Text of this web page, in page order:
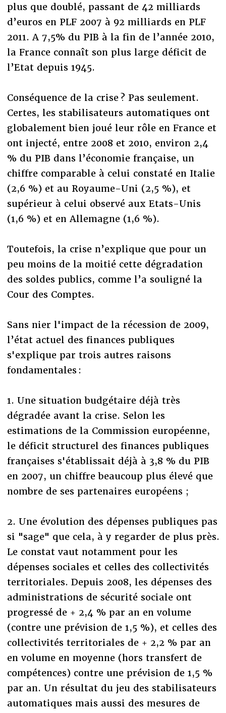
plus que doublé, passant de 42 milliards
d’euros en PLF 2007 à 92 milliards en PLF
2011. A 7,5% du PIB à la fin de l’année 2010,
la France connaît son plus large déficit de
l’Etat depuis 1945.
Conséquence de la crise ? Pas seulement.
Certes, les stabilisateurs automatiques ont
globalement bien joué leur rôle en France et
ont injecté, entre 2008 et 2010, environ 2,4
% du PIB dans l’économie française, un
chiffre comparable à celui constaté en Italie
(2,6 %) et au Royaume-Uni (2,5 %), et
supérieur à celui observé aux Etats-Unis
(1,6 %) et en Allemagne (1,6 %).
Toutefois, la crise n’explique que pour un
peu moins de la moitié cette dégradation
des soldes publics, comme l’a souligné la
Cour des Comptes.
Sans nier l'impact de la récession de 2009,
l’état actuel des finances publiques
s'explique par trois autres raisons
fondamentales :
1. Une situation budgétaire déjà très
dégradée avant la crise. Selon les
estimations de la Commission européenne,
le déficit structurel des finances publiques
françaises s'établissait déjà à 3,8 % du PIB
en 2007, un chiffre beaucoup plus élevé que
nombre de ses partenaires européens ;
2. Une évolution des dépenses publiques pas
si "sage" que cela, à y regarder de plus près.
Le constat vaut notamment pour les
dépenses sociales et celles des collectivités
territoriales. Depuis 2008, les dépenses des
administrations de sécurité sociale ont
progressé de + 2,4 % par an en volume
(contre une prévision de 1,5 %), et celles des
collectivités territoriales de + 2,2 % par an
en volume en moyenne (hors transfert de
compétences) contre une prévision de 1,5 %
par an. Un résultat du jeu des stabilisateurs
automatiques mais aussi des mesures de